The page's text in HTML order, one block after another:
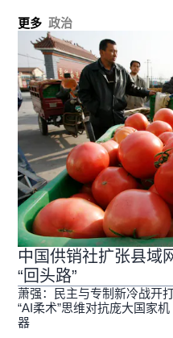
更多 政治
中国供销社扩张县
“回头路”
萧强：民主与专制新冷战开
“AI柔术”思维对抗庞大国家机
器